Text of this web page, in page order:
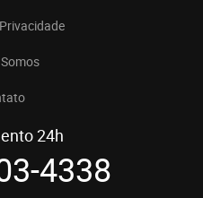
24h
4338